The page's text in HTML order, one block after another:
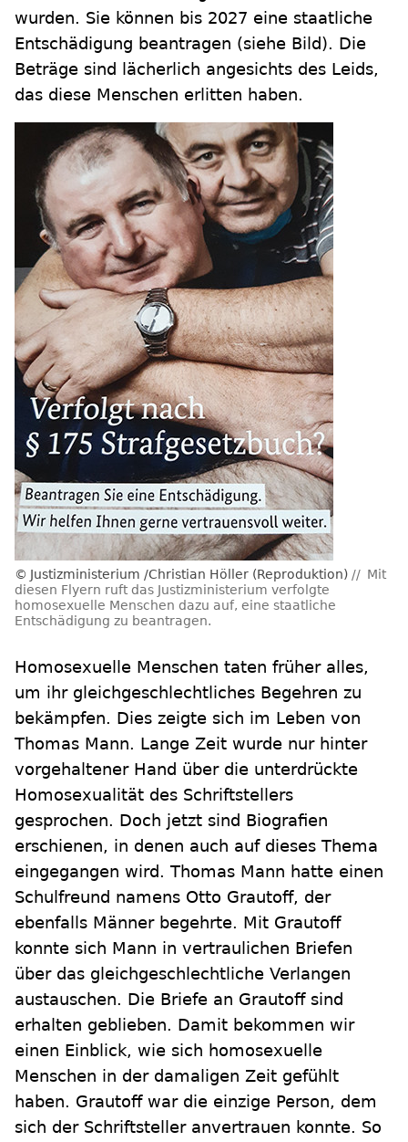
wurden. Sie können bis 2027 eine staatliche
Entschädigung beantragen (siehe Bild). Die
Beträge sind lächerlich angesichts des Leids,
das diese Menschen erlitten haben.
Justizministerium /Christian Höller (Reproduktion)
Mit
diesen Flyern ruft das Justizministerium verfolgte
homosexuelle Menschen dazu auf, eine staatliche
Entschädigung zu beantragen.
Homosexuelle Menschen taten früher alles,
um ihr gleichgeschlechtliches Begehren zu
bekämpfen. Dies zeigte sich im Leben von
Thomas Mann. Lange Zeit wurde nur hinter
vorgehaltener Hand über die unterdrückte
Homosexualität des Schriftstellers
gesprochen. Doch jetzt sind Biografien
erschienen, in denen auch auf dieses Thema
eingegangen wird. Thomas Mann hatte einen
Schulfreund namens Otto Grautoff, der
ebenfalls Männer begehrte. Mit Grautoff
konnte sich Mann in vertraulichen Briefen
über das gleichgeschlechtliche Verlangen
austauschen. Die Briefe an Grautoff sind
erhalten geblieben. Damit bekommen wir
einen Einblick, wie sich homosexuelle
Menschen in der damaligen Zeit gefühlt
haben. Grautoff war die einzige Person, dem
sich der Schriftsteller anvertrauen konnte. So